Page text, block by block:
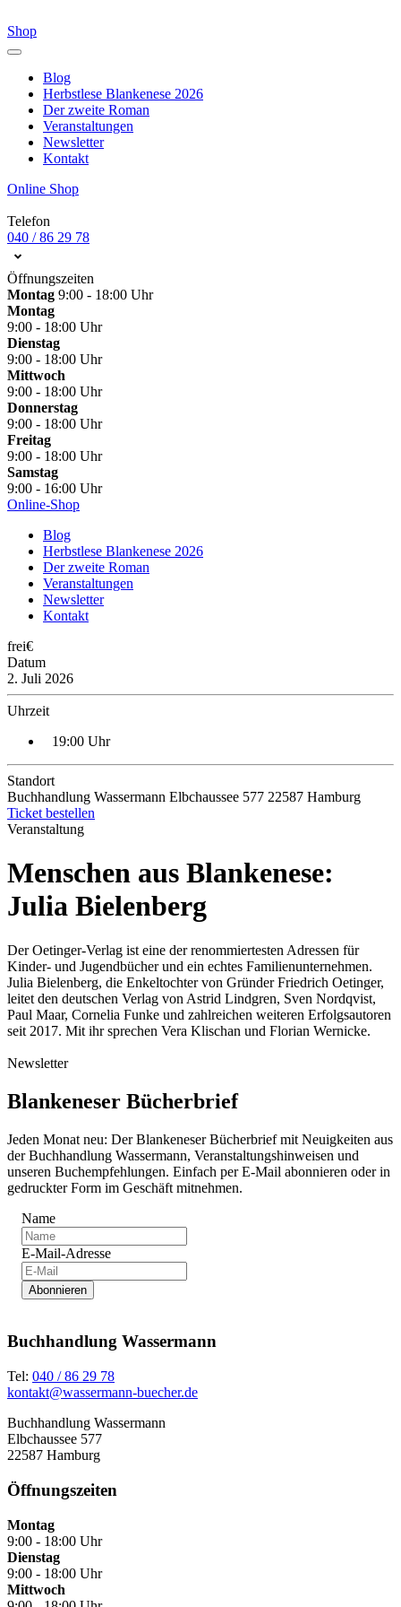
Shop
Blog
Herbstlese Blankenese 2026
Der zweite Roman
Veranstaltungen
Newsletter
Kontakt
Online Shop
Telefon
040 / 86 29 78
Öffnungszeiten
Montag 9:00 - 18:00 Uhr
Montag
9:00 - 18:00 Uhr
Dienstag
9:00 - 18:00 Uhr
Mittwoch
9:00 - 18:00 Uhr
Donnerstag
9:00 - 18:00 Uhr
Freitag
9:00 - 18:00 Uhr
Samstag
9:00 - 16:00 Uhr
Online-Shop
Blog
Herbstlese Blankenese 2026
Der zweite Roman
Veranstaltungen
Newsletter
Kontakt
frei€
Datum
2. Juli 2026
Uhrzeit
19:00 Uhr
Standort
Buchhandlung Wassermann Elbchaussee 577 22587 Hamburg
Ticket bestellen
Veranstaltung
Menschen aus Blankenese:
Julia Bielenberg
Der Oetinger-Verlag ist eine der renommiertesten Adressen für
Kinder- und Jugendbücher und ein echtes Familienunternehmen.
Julia Bielenberg, die Enkeltochter von Gründer Friedrich Oetinger,
leitet den deutschen Verlag von Astrid Lindgren, Sven Nordqvist,
Paul Maar, Cornelia Funke und zahlreichen weiteren Erfolgsautoren
seit 2017. Mit ihr sprechen Vera Klischan und Florian Wernicke.
Newsletter
Blankeneser Bücherbrief
Jeden Monat neu: Der Blankeneser Bücherbrief mit Neuigkeiten aus
der Buchhandlung Wassermann, Veranstaltungshinweisen und
unseren Buchempfehlungen. Einfach per E-Mail abonnieren oder in
gedruckter Form im Geschäft mitnehmen.
Name
E-Mail-Adresse
Abonnieren
Buchhandlung Wassermann
Tel: 040 / 86 29 78
kontakt@wassermann-buecher.de
Buchhandlung Wassermann
Elbchaussee 577
22587 Hamburg
Öffnungszeiten
Montag
9:00 - 18:00 Uhr
Dienstag
9:00 - 18:00 Uhr
Mittwoch